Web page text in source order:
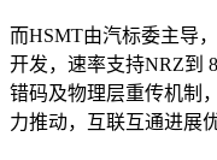
而HSMT由汽标委主导
开发，速率支持NRZ到
错码及物理层重传机制
力推动，互联互通进展